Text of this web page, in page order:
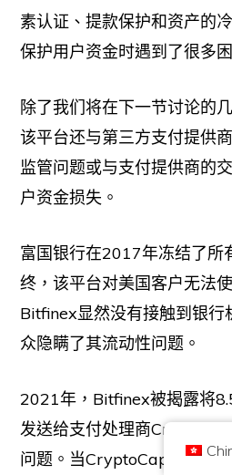
素认证、提款保护和资产的
保护用户资金时遇到了很多
除了我们将在下一节讨论的
该平台还与第三方支付提供
监管问题或与支付提供商的
户资金损失。
富国银行在2017年冻结了所
终，该平台对美国客户无法
Bitfinex显然没有接触到银行
众隐瞒了其流动性问题。
2021年，Bitfinex被揭露将
发送给支付处理商
问题。当CryptoCapital的资
版權所有 © 2026 Brilliant British
地址:3rd Floor Great Titchfield House,
London, United
内容是为了提供信息，而不是投资建议。
加密货币不受英国金融行为监管局的监管
币销售的利
首页 关于 隐私政